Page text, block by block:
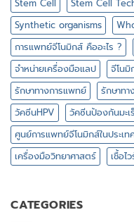
Stem Cell
Stem Cell
Synthetic organisms
การแพทย์จีโนมิกส์ คืออะไร ?
จำหน่ายเครื่องมือแลป
จีโนมิ
รักษาทางการแพทย์
รักษาท
วัคซีนHPV
วัคซีนป้องกันมะ
ศูนย์การแพทย์จีโนมิกส์ในประเท
เครื่องมือวิทยาศาสตร์
เชื้อไ
CATEGORIES